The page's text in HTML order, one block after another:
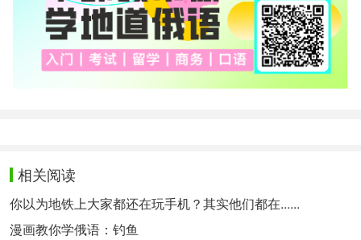
相关阅读
你以为地铁上大家都还在玩手机？其实他们都在......
漫画教你学俄语：钓鱼